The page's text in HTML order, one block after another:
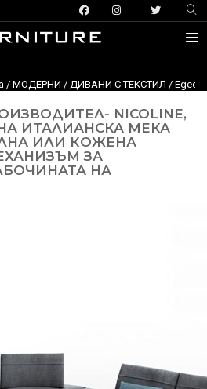
/ МОДЕРНИ / ДИВАНИ С ТЕКСТИЛ / Egeo,
NICOLINE,
ИТАЛИАНСКА МЕКА
ИЛИ КОЖЕНА
ЗА
НА